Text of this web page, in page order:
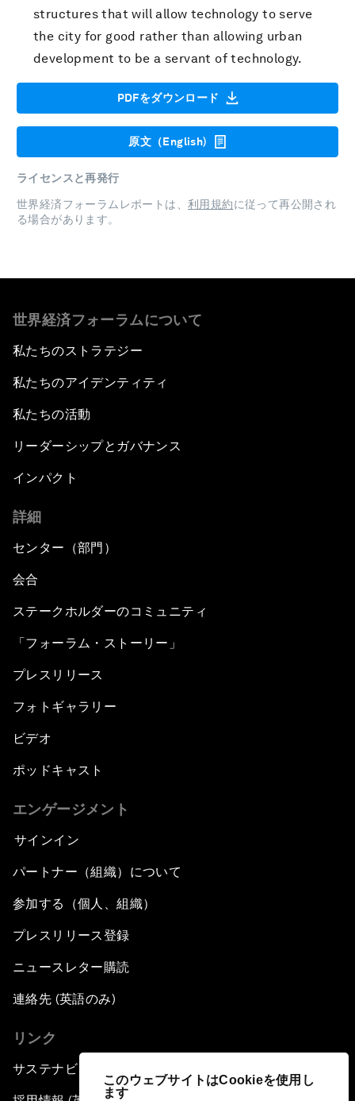
このウェブサイトはCookieを使用し
ます
structures that will allow technology to serve
the city for good rather than allowing urban
development to be a servant of technology.
PDFをダウンロード
原文（English)
ライセンスと再発行
世界経済フォーラムレポートは、 利用規約に従って再公開され
る場合があります。
世界経済フォーラムについて
私たちのストラテジー
私たちのアイデンティティ
私たちの活動
リーダーシップとガバナンス
インパクト
詳細
センター（部門）
会合
ステークホルダーのコミュニティ
「フォーラム・ストーリー」
プレスリリース
フォトギャラリー
ビデオ
ポッドキャスト
エンゲージメント
サインイン
パートナー（組織）について
参加する（個人、組織）
プレスリリース登録
ニュースレター購読
連絡先 (英語のみ)
リンク
サステナビリティへの取り組み